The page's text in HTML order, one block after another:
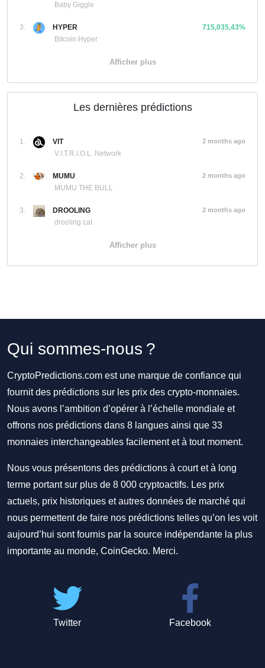
Baby Giggle
3.
HYPER
Bitcoin Hyper
715,035,43%
Afficher plus
Les dernières prédictions
1.
VIT
V.I.T.R.I.O.L. Network
2 months ago
2.
MUMU
MUMU THE BULL
2 months ago
3.
DROOLING
drooling cat
2 months ago
Afficher plus
Qui sommes-nous ?
CryptoPredictions.com est une marque de confiance qui
fournit des prédictions sur les prix des crypto-monnaies.
Nous avons l’ambition d’opérer à l’échelle mondiale et
offrons nos prédictions dans 8 langues ainsi que 33
monnaies interchangeables facilement et à tout moment.
Nous vous présentons des prédictions à court et à long
terme portant sur plus de 8 000 cryptoactifs. Les prix
actuels, prix historiques et autres données de marché qui
nous permettent de faire nos prédictions telles qu’on les voit
aujourd’hui sont fournis par la source indépendante la plus
importante au monde, CoinGecko. Merci.
Twitter Facebook